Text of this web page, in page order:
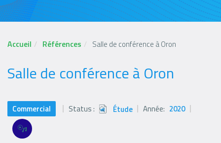
Accueil Références Salle de conférence à Oron
Salle de conférence à Oron
Commercial Status : Étude
Status
Année: 2020
Références
Références